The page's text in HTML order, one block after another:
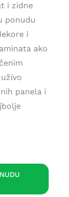
i zidne
ponudu
i
ako
panela i